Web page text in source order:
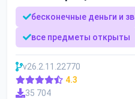
бесконечные деньги и
все предметы открыты
v26.2.11.22770
4.3
35 704